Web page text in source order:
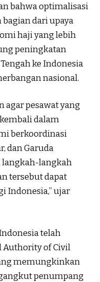
bahwa optimalisasi
dari upaya
haji yang lebih
peningkatan
ke Indonesia
nasional.
agar pesawat yang
dalam
berkoordinasi
dan Garuda
langkah-langkah
tersebut dapat
Indonesia,” ujar
telah
Authority of Civil
memungkinkan
penumpang